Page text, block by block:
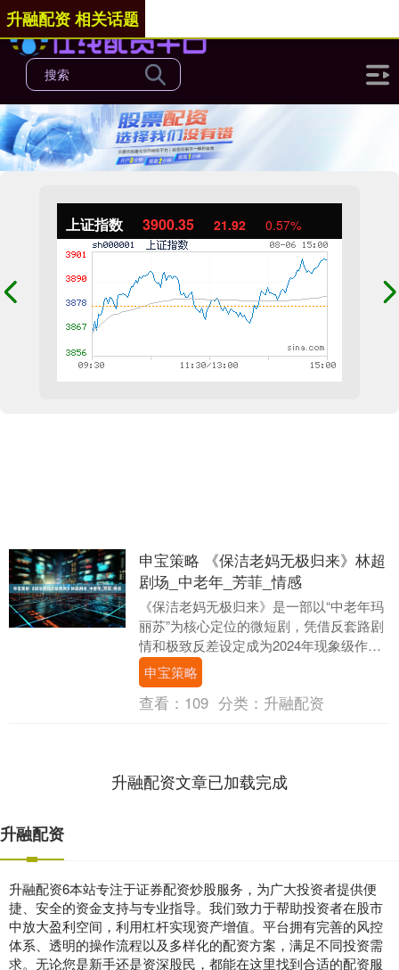
上证指数 3900.35 21.92 0.57%
升融配资 相关话题
申宝策略 《保洁老妈无极归来》林超
剧场_中老年_芳菲_情感
《保洁老妈无极归来》是一部以“中老年玛
丽苏”为核心定位的微短剧，凭借反套路剧
情和极致反差设定成为2024年现象级作
品。以下从剧情架构、制作亮点、市场表
现及社会影....
申宝策略
查看： 109 分类： 升融配资
升融配资文章已加载完成
升融配资
升融配资6本站专注于证券配资炒股服务，为广大投资者提供便
捷、安全的资金支持与专业指导。我们致力于帮助投资者在股市
中放大盈利空间，利用杠杆实现资产增值。平台拥有完善的风控
体系、透明的操作流程以及多样化的配资方案，满足不同投资需
求。无论您是新手还是资深股民，都能在这里找到合适的配资服